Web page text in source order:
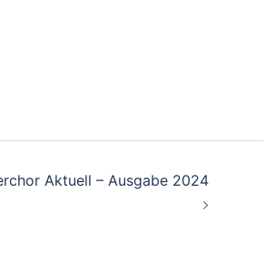
Aktuell – Ausgabe 2024